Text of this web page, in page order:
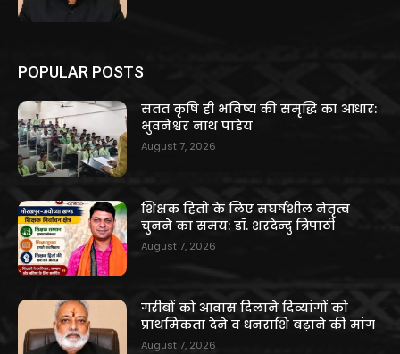
POPULAR POSTS
सतत कृषि ही भविष्य की समृद्धि का आधार:
भुवनेश्वर नाथ पांडेय
August 7, 2026
शिक्षक हितों के लिए संघर्षशील नेतृत्व
चुनने का समय: डॉ. शरदेन्दु त्रिपाठी
August 7, 2026
गरीबों को आवास दिलाने दिव्यांगों को
प्राथमिकता देने व धनराशि बढ़ाने की मांग
August 7, 2026